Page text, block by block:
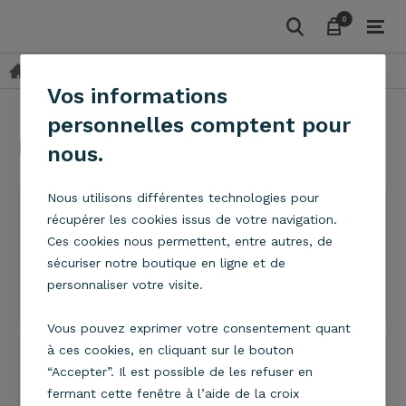
00
Les avis de nos clients (109)
Frédérique MERLIN le 11/02/2019 à 12:35
Je suis très contente de mon achat, je cherchais ce
produit depuis longtemps et je l'ai trouvé chez vous à
un prix très correct! La livraison a été rapide et le
CATHERINE AMICEL le 21/01/2019 à 09:01
Vos informations
personnelles comptent pour
nous.
Nous utilisons différentes technologies pour
récupérer les cookies issus de votre navigation.
Ces cookies nous permettent, entre autres, de
sécuriser notre boutique en ligne et de
personnaliser votre visite.
Vous pouvez exprimer votre consentement quant
à ces cookies, en cliquant sur le bouton
“Accepter”. Il est possible de les refuser en
fermant cette fenêtre à l’aide de la croix